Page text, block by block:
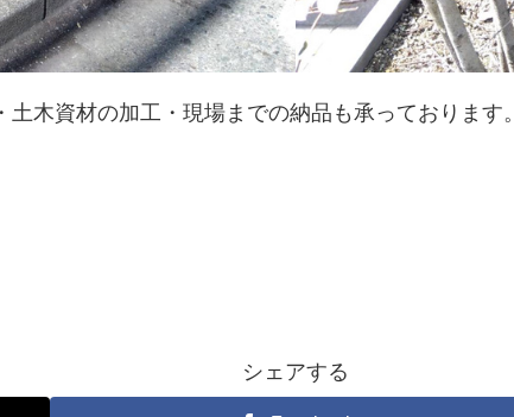
木資材の加工・現場までの納品も承っております。
シェアする